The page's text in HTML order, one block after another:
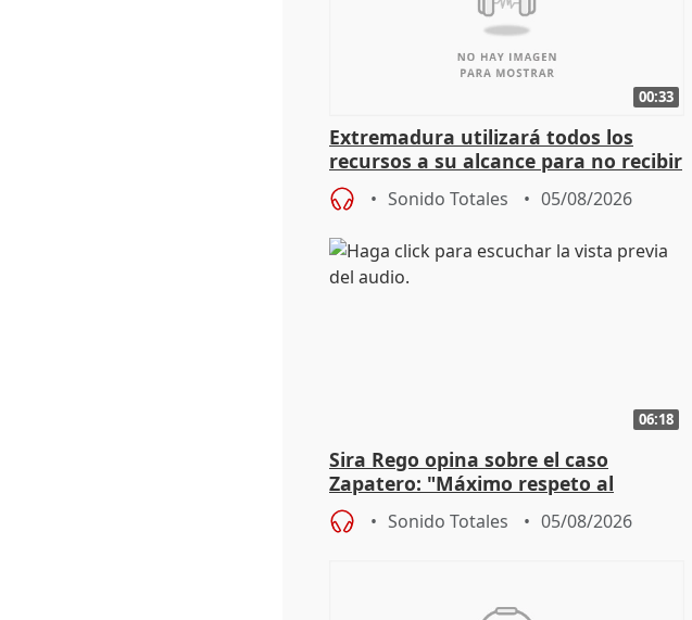
00:33
Extremadura utilizará todos los
recursos a su alcance para no recibir
más menores migrantes
Sonido Totales 05/08/2026
06:18
Sira Rego opina sobre el caso
Zapatero: "Máximo respeto al
proceso judicial"
Sonido Totales 05/08/2026